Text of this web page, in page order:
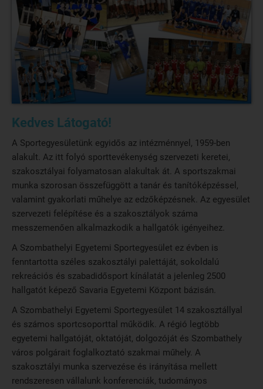
Kedves Látogató!
A Sportegyesületünk egyidős az intézménnyel, 1959-ben
alakult. Az itt folyó sporttevékenység szervezeti keretei,
szakosztályai folyamatosan alakultak át. A sportszakmai
munka szorosan összefüggött a tanár és tanítóképzéssel,
valamint gyakorlati műhelye az edzőképzésnek. Az egyesület
szervezeti felépítése és a szakosztályok száma
messzemenően alkalmazkodik a hallgatók igényeihez.
A Szombathelyi Egyetemi Sportegyesület ez évben is
fenntartotta széles szakosztályi palettáját, sokoldalú
rekreációs és szabadidősport kínálatát a jelenleg 2500
hallgatót képező Savaria Egyetemi Központ bázisán.
A Szombathelyi Egyetemi Sportegyesület 14 szakosztállyal
és számos sportcsoporttal működik. A régió legtöbb
egyetemi hallgatóját, oktatóját, dolgozóját és Szombathely
város polgárait foglalkoztató szakmai műhely. A
szakosztályi munka szervezése és irányítása mellett
rendszeresen vállalunk konferenciák, tudományos